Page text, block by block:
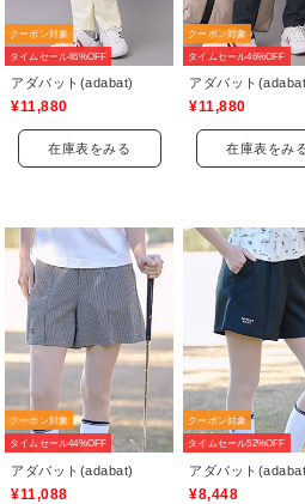
クーポン対象
タイムセール46%OFF
アダバット(adabat)
¥11,880
在庫表をみる
クーポン対象
タイムセール46%OFF
アダバット
¥11,880
在庫表をみ
クーポン対象
タイムセール44%OFF
アダバット(adabat)
¥11,088
クーポン対象
タイムセール52%OFF
アダバット
¥8,448